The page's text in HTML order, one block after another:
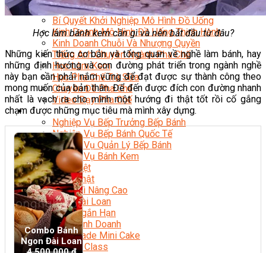
Khởi Sự Kinh Doanh Cafe – Chuỗi Cafe
Bí Quyết Khởi Nghiệp Mô Hình Đồ Uống
Kinh Doanh Mô Hình Đồ Uống Thịnh Hành
Kinh Doanh Chuỗi Và Nhượng Quyền
Tiếng Anh Chuyên Ngành Pha Chế
Học Làm Kem
Học Pha Chế Trà Sữa
Chuyên Đề Pha Chế
Video Dạy Pha Chế
Làm Bánh
Nghiệp Vụ Bếp Trưởng Bếp Bánh
Nghiệp Vụ Bếp Bánh Quốc Tế
Nghiệp Vụ Quản Lý Bếp Bánh
Nghiệp Vụ Bánh Kem
Bánh Việt
Bánh Nhật
Bánh Mì Nâng Cao
Bánh Đài Loan
Bánh Ngắn Hạn
Bánh Kinh Doanh
Handmade Mini Cake
Master Class
Học làm bánh kem cần gì và nên bắt đầu từ đâu?
Những kiến thức cơ bản và tổng quan về nghề làm bánh, hay
những định hướng và con đường phát triển trong ngành nghề
này bạn cần phải nắm vững để đạt được sự thành công theo
mong muốn của bản thân. Để đến được đích con đường nhanh
nhất là vạch ra cho mình một hướng đi thật tốt rồi cố gắng
chạm được những mục tiêu mà mình xây dựng.
Combo Bánh
Ngon Đài Loan